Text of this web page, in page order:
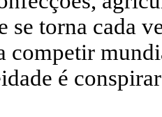
se torna cada
competir
é